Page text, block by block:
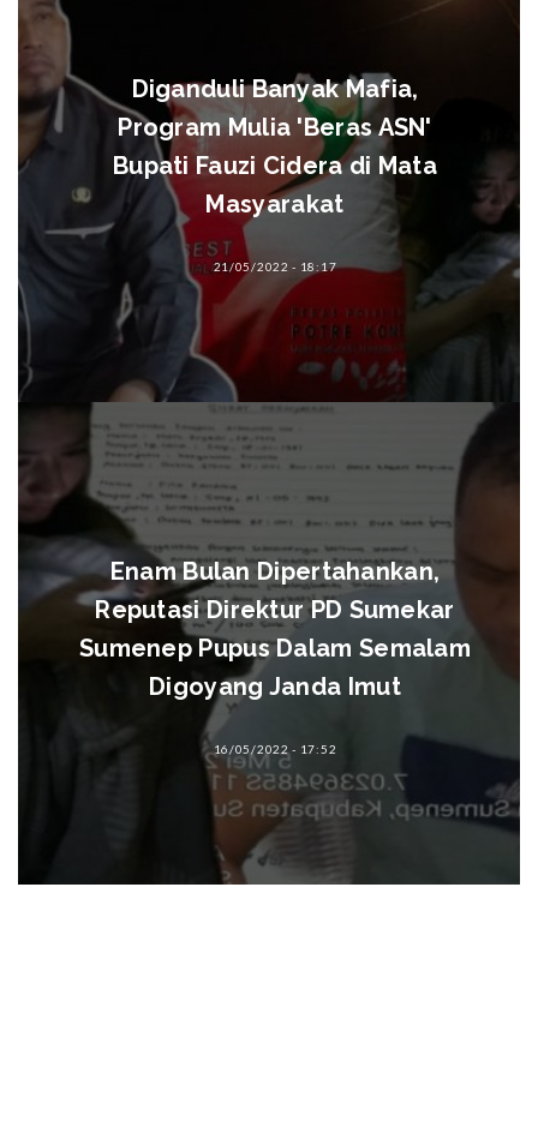
Diganduli Banyak Mafia,
Program Mulia 'Beras ASN'
Bupati Fauzi Cidera di Mata
Masyarakat
21/05/2022 - 18:17
Enam Bulan Dipertahankan,
Reputasi Direktur PD Sumekar
Sumenep Pupus Dalam Semalam
Digoyang Janda Imut
16/05/2022 - 17:52